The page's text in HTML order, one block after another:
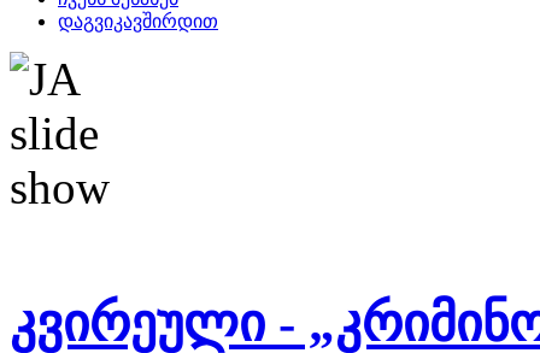
დაგვიკავშირდით
კვირეული -